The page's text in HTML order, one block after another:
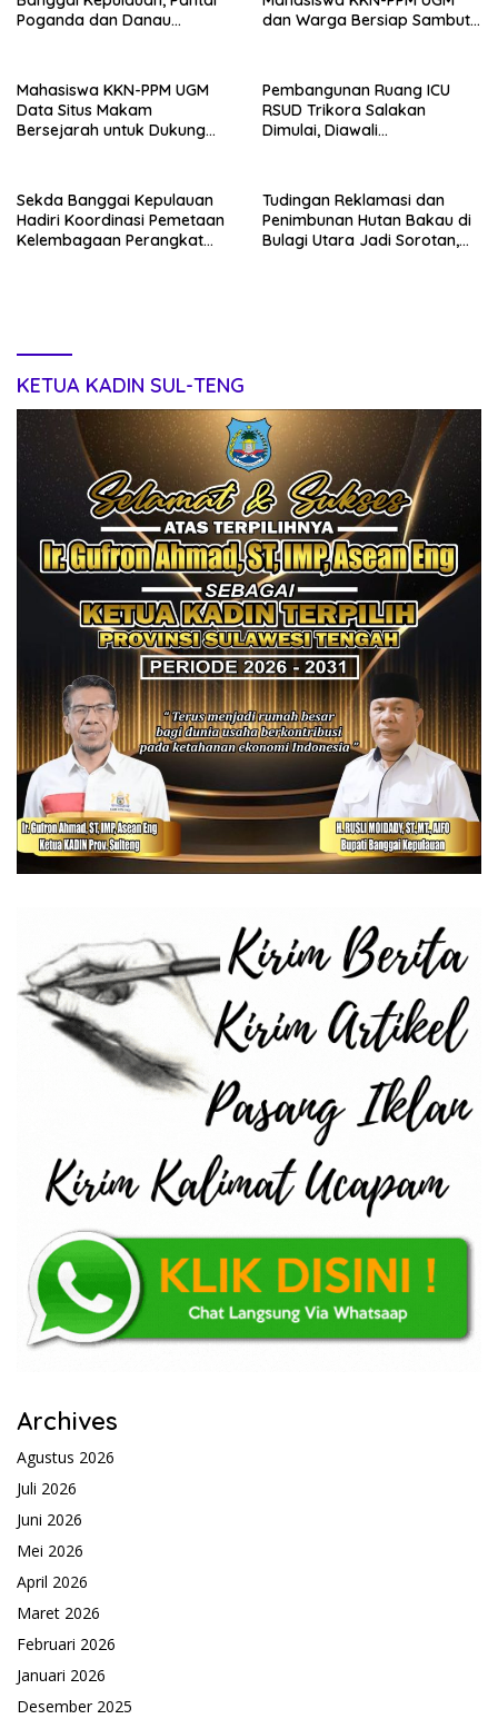
Poganda dan Danau
dan Warga Bersiap Sambut
Mahasiswa KKN-PPM UGM
Data Situs Makam
Bersejarah untuk Dukung
Pembangunan Ruang ICU
RSUD Trikora Salakan
Dimulai, Diawali
Sekda Banggai Kepulauan
Hadiri Koordinasi Pemetaan
Kelembagaan Perangkat
Tudingan Reklamasi dan
Penimbunan Hutan Bakau di
Bulagi Utara Jadi Sorotan,
KETUA KADIN SUL-TENG
Archives
Agustus 2026
Juli 2026
Juni 2026
Mei 2026
April 2026
Maret 2026
Februari 2026
Januari 2026
Desember 2025